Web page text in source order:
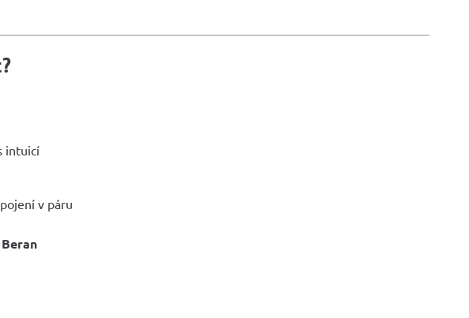
intuicí
v páru